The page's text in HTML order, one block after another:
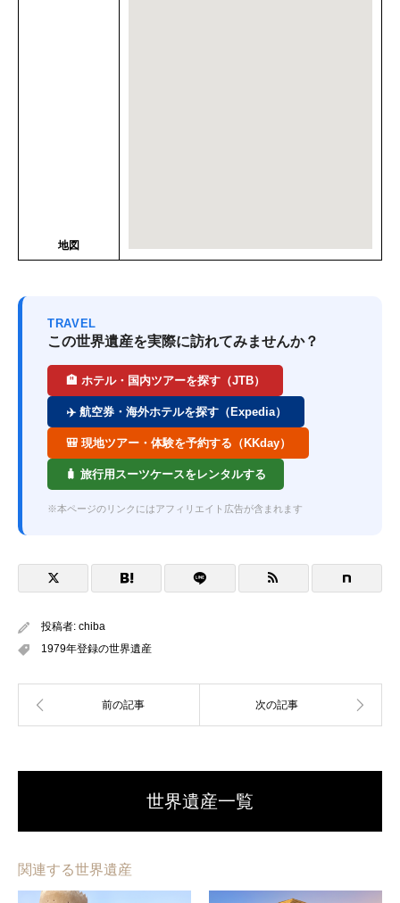
地図
TRAVEL
この世界遺産を実際に訪れてみませんか？
🏨 ホテル・国内ツアーを探す（JTB）
✈️ 航空券・海外ホテルを探す（Expedia）
🎒 現地ツアー・体験を予約する（KKday）
🧳 旅行用スーツケースをレンタルする
※本ページのリンクにはアフィリエイト広告が含まれます
投稿者: chiba
1979年登録の世界遺産
世界遺産一覧
関連する世界遺産